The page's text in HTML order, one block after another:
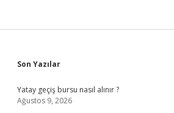
Sidebar
Son Yazılar
Yatay geçiş bursu nasıl alınır ?
Ağustos 9, 2026